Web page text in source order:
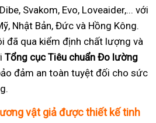
Svakom, Evo, Loveaider,... với
Nhật Bản, Đức và Hồng Kông.
đã qua kiểm định chất lượng và
Tổng cục Tiêu chuẩn Đo lường
đảm an toàn tuyệt đối cho sức
vật giả được thiết kế tinh